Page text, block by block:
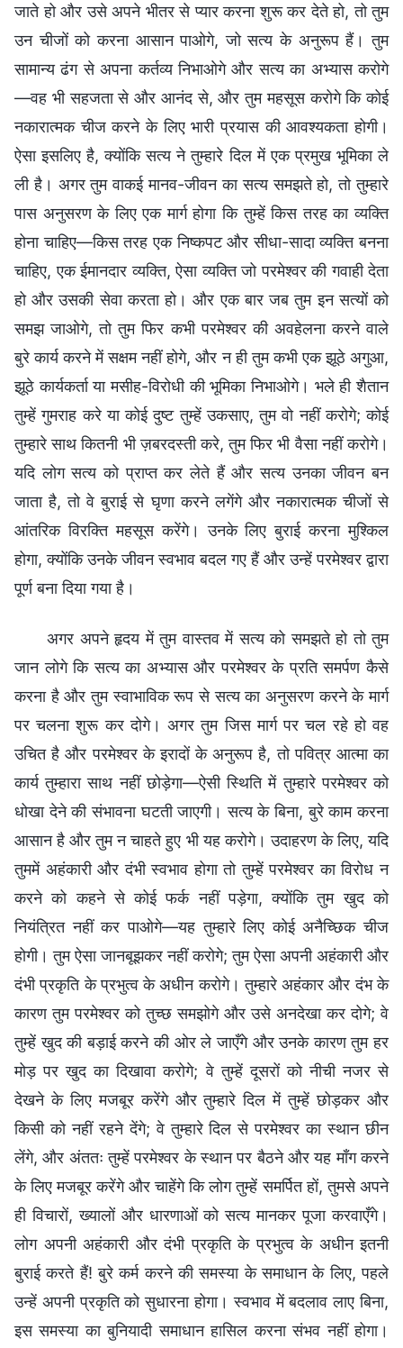
जाते हो और उसे अपने भीतर से प्यार करना शुरू कर देते हो, तो तुम
उन चीजों को करना आसान पाओगे, जो सत्य के अनुरूप हैं। तुम
सामान्य ढंग से अपना कर्तव्य निभाओगे और सत्य का अभ्यास करोगे
—वह भी सहजता से और आनंद से, और तुम महसूस करोगे कि कोई
नकारात्मक चीज करने के लिए भारी प्रयास की आवश्यकता होगी।
ऐसा इसलिए है, क्योंकि सत्य ने तुम्हारे दिल में एक प्रमुख भूमिका ले
ली है। अगर तुम वाकई मानव-जीवन का सत्य समझते हो, तो तुम्हारे
पास अनुसरण के लिए एक मार्ग होगा कि तुम्हें किस तरह का व्यक्ति
होना चाहिए—किस तरह एक निष्कपट और सीधा-सादा व्यक्ति बनना
चाहिए, एक ईमानदार व्यक्ति, ऐसा व्यक्ति जो परमेश्वर की गवाही देता
हो और उसकी सेवा करता हो। और एक बार जब तुम इन सत्यों को
समझ जाओगे, तो तुम फिर कभी परमेश्वर की अवहेलना करने वाले
बुरे कार्य करने में सक्षम नहीं होगे, और न ही तुम कभी एक झूठे अगुआ,
झूठे कार्यकर्ता या मसीह-विरोधी की भूमिका निभाओगे। भले ही शैतान
तुम्हें गुमराह करे या कोई दुष्ट तुम्हें उकसाए, तुम वो नहीं करोगे; कोई
तुम्हारे साथ कितनी भी ज़बरदस्ती करे, तुम फिर भी वैसा नहीं करोगे।
यदि लोग सत्य को प्राप्त कर लेते हैं और सत्य उनका जीवन बन
जाता है, तो वे बुराई से घृणा करने लगेंगे और नकारात्मक चीजों से
आंतरिक विरक्ति महसूस करेंगे। उनके लिए बुराई करना मुश्किल
होगा, क्योंकि उनके जीवन स्वभाव बदल गए हैं और उन्हें परमेश्वर द्वारा
पूर्ण बना दिया गया है।
अगर अपने हृदय में तुम वास्तव में सत्य को समझते हो तो तुम
जान लोगे कि सत्य का अभ्यास और परमेश्वर के प्रति समर्पण कैसे
करना है और तुम स्वाभाविक रूप से सत्य का अनुसरण करने के मार्ग
पर चलना शुरू कर दोगे। अगर तुम जिस मार्ग पर चल रहे हो वह
उचित है और परमेश्वर के इरादों के अनुरूप है, तो पवित्र आत्मा का
कार्य तुम्हारा साथ नहीं छोड़ेगा—ऐसी स्थिति में तुम्हारे परमेश्वर को
धोखा देने की संभावना घटती जाएगी। सत्य के बिना, बुरे काम करना
आसान है और तुम न चाहते हुए भी यह करोगे। उदाहरण के लिए, यदि
तुममें अहंकारी और दंभी स्वभाव होगा तो तुम्हें परमेश्वर का विरोध न
करने को कहने से कोई फर्क नहीं पड़ेगा, क्योंकि तुम खुद को
नियंत्रित नहीं कर पाओगे—यह तुम्हारे लिए कोई अनैच्छिक चीज
होगी। तुम ऐसा जानबूझकर नहीं करोगे; तुम ऐसा अपनी अहंकारी और
दंभी प्रकृति के प्रभुत्व के अधीन करोगे। तुम्हारे अहंकार और दंभ के
कारण तुम परमेश्वर को तुच्छ समझोगे और उसे अनदेखा कर दोगे; वे
तुम्हें खुद की बड़ाई करने की ओर ले जाएँगे और उनके कारण तुम हर
मोड़ पर खुद का दिखावा करोगे; वे तुम्हें दूसरों को नीची नजर से
देखने के लिए मजबूर करेंगे और तुम्हारे दिल में तुम्हें छोड़कर और
किसी को नहीं रहने देंगे; वे तुम्हारे दिल से परमेश्वर का स्थान छीन
लेंगे, और अंततः तुम्हें परमेश्वर के स्थान पर बैठने और यह माँग करने
के लिए मजबूर करेंगे और चाहेंगे कि लोग तुम्हें समर्पित हों, तुमसे अपने
ही विचारों, ख्यालों और धारणाओं को सत्य मानकर पूजा करवाएँगे।
लोग अपनी अहंकारी और दंभी प्रकृति के प्रभुत्व के अधीन इतनी
बुराई करते हैं! बुरे कर्म करने की समस्या के समाधान के लिए, पहले
उन्हें अपनी प्रकृति को सुधारना होगा। स्वभाव में बदलाव लाए बिना,
इस समस्या का बुनियादी समाधान हासिल करना संभव नहीं होगा।